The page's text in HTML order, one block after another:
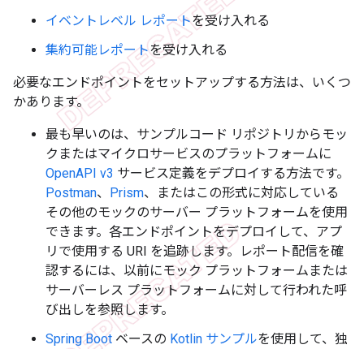
イベントレベル レポートを受け入れる
集約可能レポートを受け入れる
必要なエンドポイントをセットアップする方法は、いくつ
かあります。
最も早いのは、サンプルコード リポジトリからモッ
クまたはマイクロサービスのプラットフォームに
OpenAPI v3 サービス定義をデプロイする方法です。
Postman、 Prism、またはこの形式に対応している
その他のモックのサーバー プラットフォームを使用
できます。各エンドポイントをデプロイして、アプ
リで使用する URI を追跡します。レポート配信を確
認するには、以前にモック プラットフォームまたは
サーバーレス プラットフォームに対して行われた呼
び出しを参照します。
Spring Boot ベースの Kotlin サンプルを使用して、独